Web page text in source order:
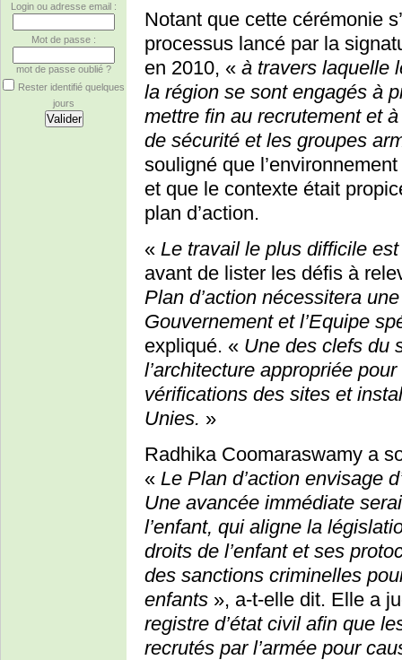
Login ou adresse email :
Mot de passe :
mot de passe oublié ?
Rester identifié quelques
jours
Notant que cette cérémonie
processus lancé par la
en 2010, « à travers laquelle
la région se sont engagés à
mettre fin au recrutement et
de sécurité et les groupes
souligné que
et que le contexte était
plan d’action.
« Le travail le plus difficile
avant de lister les défis à
Plan d’action nécessitera
Gouvernement et l’Equipe
expliqué. « Une des clefs du
l’architecture appropriée
vérifications des sites et
Unies. »
Radhika Coomaraswamy a
« Le Plan d’action envisage
Une avancée immédiate
l’enfant, qui aligne la
droits de l’enfant et ses
des sanctions criminelles
enfants », a-t-elle dit. Elle a
registre d’état civil afin que
recrutés par l’armée pour